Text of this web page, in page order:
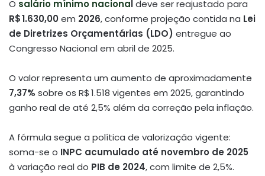
O salário mínimo naciona deve ser reajustado para
R$ 1.630,00em 2026, conforme projeção contida na Lei
de Diretrizes Orçamentárias (LDO) entregue ao
Congresso Nacional em abril de 2025.
O valor representa um aumento de aproximadamente
7,37% sobre os R$ 1.518 vigentes em 2025, garantindo
ganho real de até 2,5% além da correção pela inflação.
A fórmula segue a política de valorização vigente:
soma-se o INPC acumulado até novembro de 2025
à variação real do PIB de 2024, com limite de 2,5%.